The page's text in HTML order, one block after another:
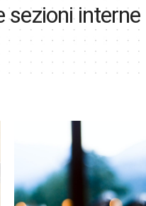
sezioni interne